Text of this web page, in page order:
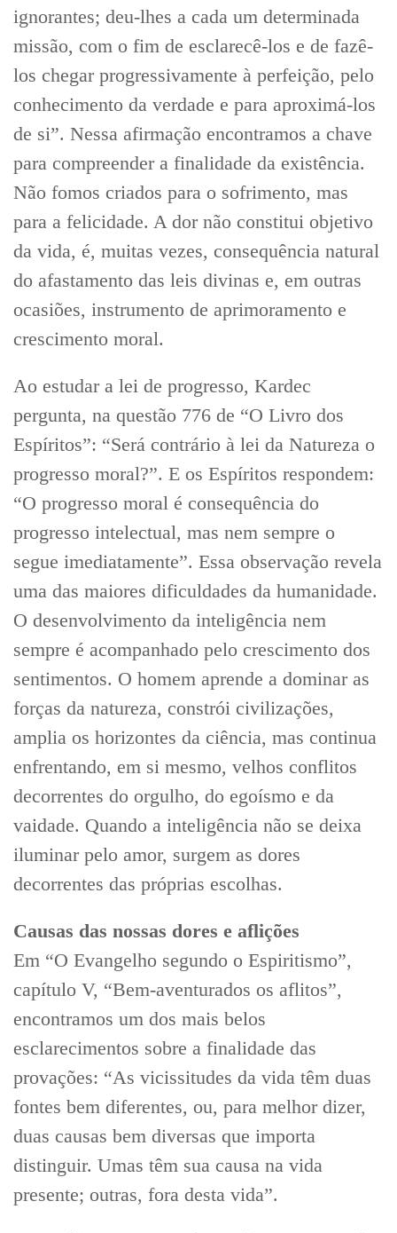
ignorantes; deu-lhes a cada um determinada
missão, com o fim de esclarecê-los e de fazê-
los chegar progressivamente à perfeição, pelo
conhecimento da verdade e para aproximá-los
de si”. Nessa afirmação encontramos a chave
para compreender a finalidade da existência.
Não fomos criados para o sofrimento, mas
para a felicidade. A dor não constitui objetivo
da vida, é, muitas vezes, consequência natural
do afastamento das leis divinas e, em outras
ocasiões, instrumento de aprimoramento e
crescimento moral.
Ao estudar a lei de progresso, Kardec
pergunta, na questão 776 de “O Livro dos
Espíritos”: “Será contrário à lei da Natureza o
progresso moral?”. E os Espíritos respondem:
“O progresso moral é consequência do
progresso intelectual, mas nem sempre o
segue imediatamente”. Essa observação revela
uma das maiores dificuldades da humanidade.
O desenvolvimento da inteligência nem
sempre é acompanhado pelo crescimento dos
sentimentos. O homem aprende a dominar as
forças da natureza, constrói civilizações,
amplia os horizontes da ciência, mas continua
enfrentando, em si mesmo, velhos conflitos
decorrentes do orgulho, do egoísmo e da
vaidade. Quando a inteligência não se deixa
iluminar pelo amor, surgem as dores
decorrentes das próprias escolhas.
Causas das nossas dores e aflições
Em “O Evangelho segundo o Espiritismo”,
capítulo V, “Bem-aventurados os aflitos”,
encontramos um dos mais belos
esclarecimentos sobre a finalidade das
provações: “As vicissitudes da vida têm duas
fontes bem diferentes, ou, para melhor dizer,
duas causas bem diversas que importa
distinguir. Umas têm sua causa na vida
presente; outras, fora desta vida”.